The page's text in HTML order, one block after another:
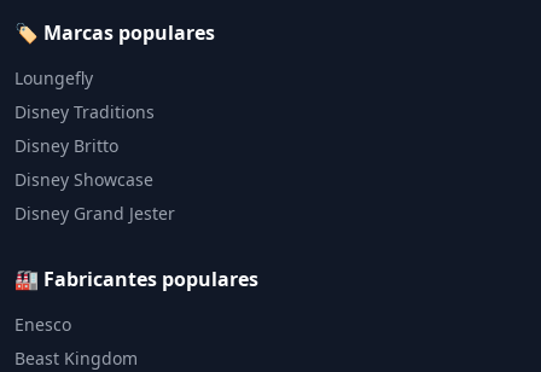
🏷️ Marcas populares
Loungefly
Disney Traditions
Disney Britto
Disney Showcase
Disney Grand Jester
🏭 Fabricantes populares
Enesco
Beast Kingdom